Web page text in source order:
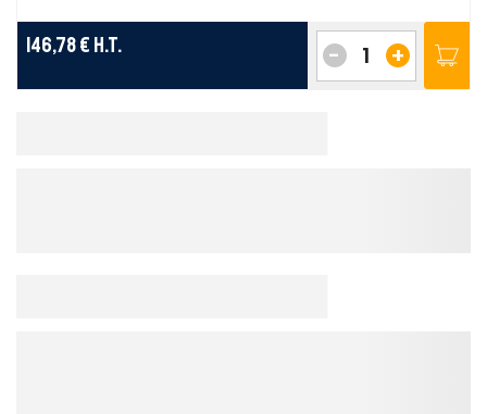
146,78 € H.T. +
-